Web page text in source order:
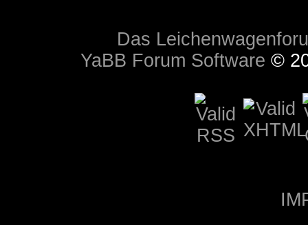
Das
YaBB Forum Software ©